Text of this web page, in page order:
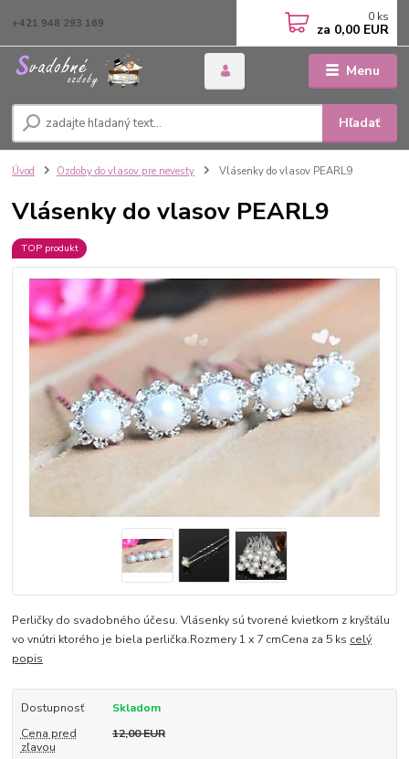
Menu
Hľadať
+421 948 293 169 0 ks
za 0,00 EUR
Úvod Ozdoby do vlasov pre nevesty Vlásenky do vlasov PEARL9
Vlásenky do vlasov PEARL9
TOP produkt
Perličky do svadobného účesu. Vlásenky sú tvorené kvietkom z kryštálu
vo vnútri ktorého je biela perlička.Rozmery 1 x 7 cmCena za 5 ks celý
popis
Dostupnosť
Skladom
Cena pred
zľavou
12,00 EUR